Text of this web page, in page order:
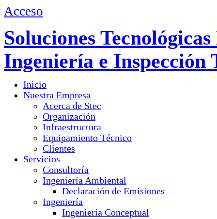
Acceso
Soluciones
Ingeniería e Inspección
Inicio
Nuestra Empresa
Acerca de Stec
Organización
Infraestructura
Equipamiento Técnico
Clientes
Servicios
Consultoría
Ingeniería Ambiental
Declaración de Emisiones
Ingeniería
Ingeniería Conceptual